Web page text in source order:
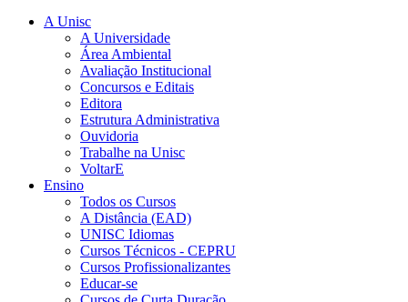
A Unisc
A Universidade
Área Ambiental
Avaliação Institucional
Concursos e Editais
Editora
Estrutura Administrativa
Ouvidoria
Trabalhe na Unisc
VoltarE
Ensino
Todos os Cursos
A Distância (EAD)
UNISC Idiomas
Cursos Técnicos - CEPRU
Cursos Profissionalizantes
Educar-se